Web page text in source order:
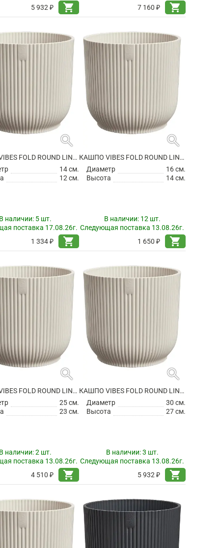
5 932 ₽
shopping_cart
7 160 ₽
shopping_cart
search
КАШПО VIBES FOLD ROUND LINEN WHITE
14 см.
12 см.
наличии: 5 шт.
поставка 17.08.26г.
1 334 ₽
shopping_cart
search
КАШПО VIBES FOLD ROUND LINEN WHITE
Диаметр
16 см.
Высота
14 см.
В наличии: 12 шт.
Следующая поставка 13.08.26г.
1 650 ₽
shopping_cart
search
КАШПО VIBES FOLD ROUND LINEN WHITE
25 см.
23 см.
наличии:2 шт.
поставка 13.08.26г.
4 510 ₽
shopping_cart
search
КАШПО VIBES FOLD ROUND LINEN WHITE
Диаметр
30 см.
Высота
27 см.
В наличии:3 шт.
Следующая поставка 13.08.26г.
5 932 ₽
shopping_cart